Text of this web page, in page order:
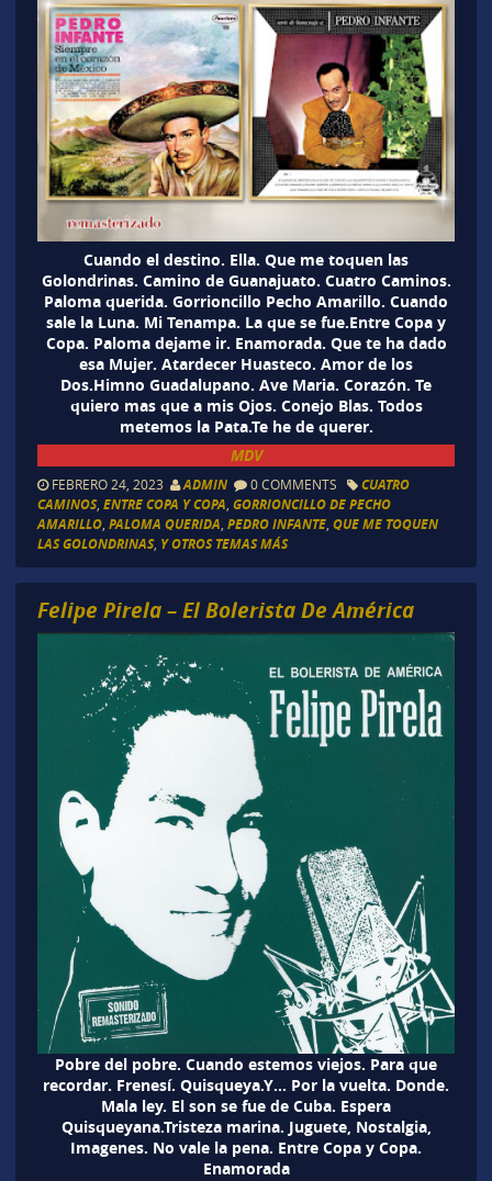
Cuando el destino. Ella. Que me toquen las
Golondrinas. Camino de Guanajuato. Cuatro Caminos.
Paloma querida. Gorrioncillo Pecho Amarillo. Cuando
sale la Luna. Mi Tenampa. La que se fue.Entre Copa y
Copa. Paloma dejame ir. Enamorada. Que te ha dado
esa Mujer. Atardecer Huasteco. Amor de los
Dos.Himno Guadalupano. Ave Maria. Corazón. Te
quiero mas que a mis Ojos. Conejo Blas. Todos
metemos la Pata.Te he de querer.
MDV
FEBRERO 24, 2023 ADMIN 0 COMMENTS
CUATRO
CAMINOS, ENTRE COPA Y COPA GORRIONCILLO DE PECHO
AMARILLO, PALOMA QUERIDA PEDRO INFANTE, QUE ME TOQUEN
LAS GOLONDRINAS, Y OTROS TEMAS MÁS
Felipe Pirela – El Bolerista De América
Pobre del pobre. Cuando estemos viejos. Para que
recordar. Frenesí. Quisqueya.Y… Por la vuelta. Donde.
Mala ley. El son se fue de Cuba. Espera
Quisqueyana.Tristeza marina. Juguete, Nostalgia,
Imagenes. No vale la pena. Entre Copa y Copa.
Enamorada